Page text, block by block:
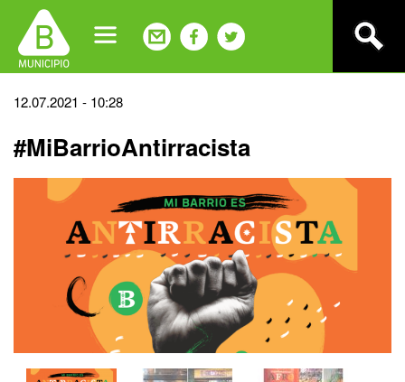
navigation
Back
top
12.07.2021 - 10:28
#MiBarrioAntirracista